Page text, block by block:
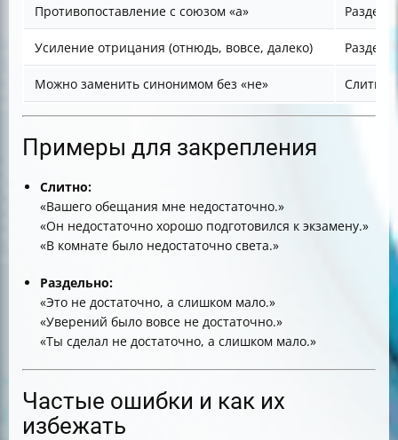
Противопоставление с союзом «а»
Усиление отрицания (отнюдь, вовсе, далеко)
Можно заменить синонимом без «не» Слитно
Примеры для закрепления
Слитно:
«Вашего обещания мне недостаточно.»
«Он недостаточно хорошо подготовился к экзамену.»
«В комнате было недостаточно света.»
Раздельно:
«Это не достаточно, а слишком мало.»
«Уверений было вовсе не достаточно.»
«Ты сделал не достаточно, а слишком мало.»
Частые ошибки и как их
избежать